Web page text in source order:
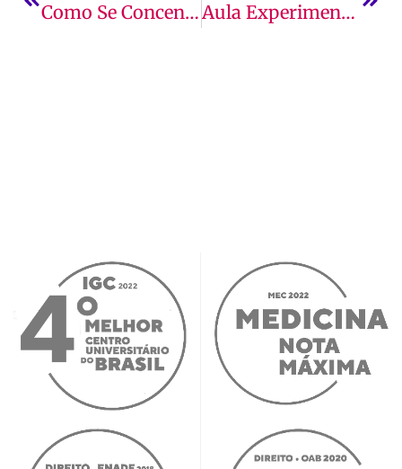
Como Se Concentrar Nos Estudos Antes Do Vestibular Aula Experimental: Tudo O Que Você Precisa Saber